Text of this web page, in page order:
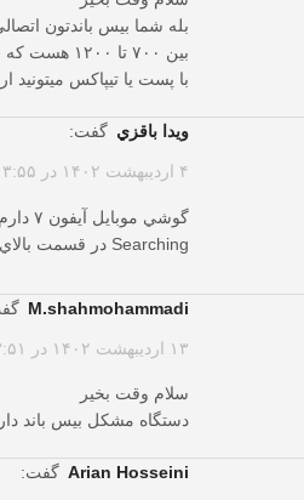
بله شما بیس باندتون
بین ۷۰۰ تا ۱۲۰۰ هست که قابل دار هم نیست
با پست یا تیپاکس میتونید
ويدا باقزي گفت:
۴ اردیبهشت ۱۴۰۲ در ۳:۵۵ ب.ظ
Searching در قسمت بالاي سمت چپ نمايان ميشود.
m.shahmohammadi
۱۳ اردیبهشت ۱۴۰۲ در ۳:۵۱ ب.ظ
سلام وقت بخیر
دستگاه مشکل بیس باند
Arian Hosseini گفت: